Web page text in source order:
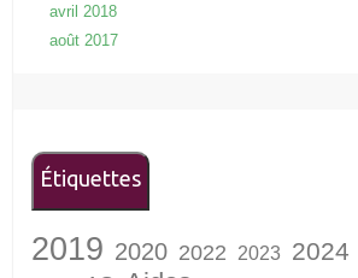
avril 2018
août 2017
Étiquettes
2019 2020 2022 2023 2024